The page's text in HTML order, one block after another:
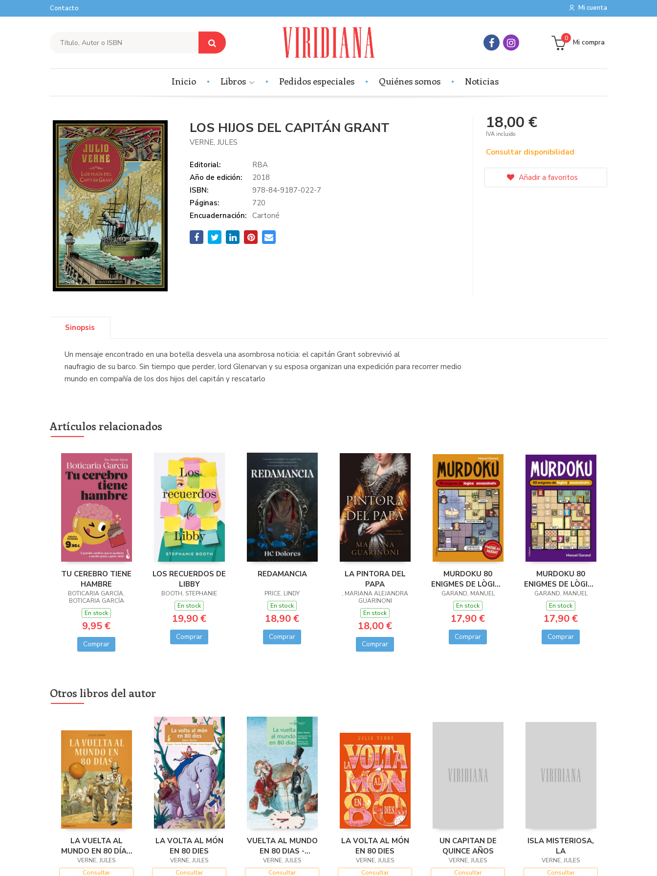
Mi cuenta
Contacto
Mi compra
0
Inicio Libros Pedidos especiales Quiénes somos Noticias
LOS HIJOS DEL CAPITÁN GRANT
VERNE, JULES
Editorial:
RBA
Año de edición:
2018
ISBN:
978-84-9187-022-7
Páginas:
720
Encuadernación:
Cartoné
18,00 €
IVA incluido
Consultar disponibilidad
Añadir a favoritos
Sinopsis
Un mensaje encontrado en una botella desvela una asombrosa noticia: el capitán Grant sobrevivió al
naufragio de su barco. Sin tiempo que perder, lord Glenarvan y su esposa organizan una expedición para recorrer medio
mundo en compañía de los dos hijos del capitán y rescatarlo
Artículos relacionados
TU CEREBRO TIENE
HAMBRE
BOTICARIA GARCÍA,
BOTICARIA GARCÍA
En stock
9,95 €
Comprar
LOS RECUERDOS DE
LIBBY
BOOTH, STEPHANIE
En stock
19,90 €
Comprar
REDAMANCIA
PRICE, LINDY
En stock
18,90 €
Comprar
LA PINTORA DEL
PAPA
, MARIANA ALEJANDRA
GUARINONI
En stock
18,00 €
Comprar
MURDOKU 80
ENIGMES DE LÒGICA
I ASSASSINATS
GARAND, MANUEL
En stock
17,90 €
Comprar
MURDOKU 80
ENIGMES DE LÒGICA
I ASSASINATS
GARAND, MANUEL
En stock
17,90 €
Comprar
Otros libros del autor
LA VUELTA AL
MUNDO EN 80 DÍAS
(CÓMIC)
VERNE, JULES
Consultar
LA VOLTA AL MÓN
EN 80 DIES
VERNE, JULES
Consultar
VUELTA AL MUNDO
EN 80 DIAS -
CALCETIN TEATRO
9
VERNE, JULES
Consultar
LA VOLTA AL MÓN
EN 80 DIES
VERNE, JULES
Consultar
UN CAPITAN DE
QUINCE AÑOS
VERNE, JULES
Consultar
ISLA MISTERIOSA,
LA
VERNE, JULES
Consultar